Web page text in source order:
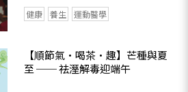
健康 養生 運動醫學
【順節氣•喝茶•趣】芒種與夏
至 ── 祛溼解毒迎端午